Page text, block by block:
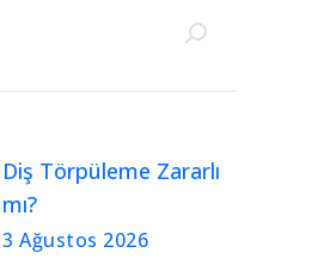
Diş Törpüleme Zararlı
mı?
3 Ağustos 2026